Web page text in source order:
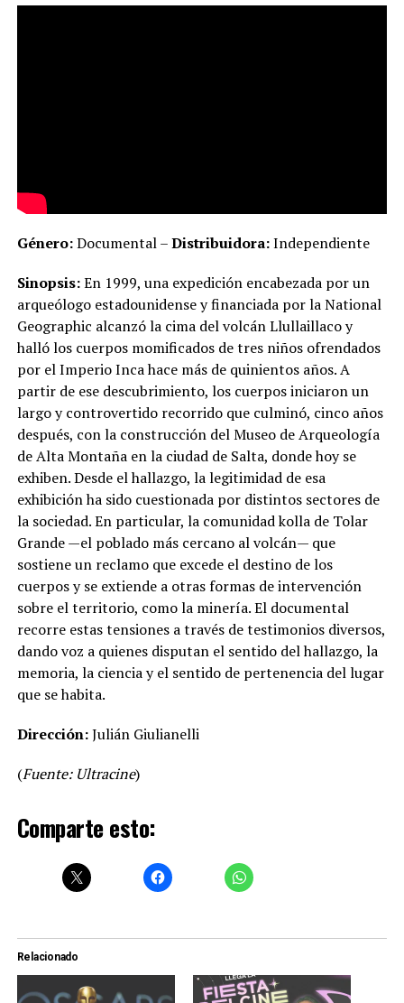
Género:Documental –Distribuidora:Independiente
Sinopsis:En 1999, una expedición encabezada por un
arqueólogo estadounidense y financiada por la National
Geographic alcanzó la cima del volcán Llullaillaco y
halló los cuerpos momificados de tres niños ofrendados
por el Imperio Inca hace más de quinientos años. A
partir de ese descubrimiento, los cuerpos iniciaron un
largo y controvertido recorrido que culminó, cinco años
después, con la construcción del Museo de Arqueología
de Alta Montaña en la ciudad de Salta, donde hoy se
exhiben. Desde el hallazgo, la legitimidad de esa
exhibición ha sido cuestionada por distintos sectores de
la sociedad. En particular, la comunidad kolla de Tolar
Grande —el poblado más cercano al volcán— que
sostiene un reclamo que excede el destino de los
cuerpos y se extiende a otras formas de intervención
sobre el territorio, como la minería. El documental
recorre estas tensiones a través de testimonios diversos,
dando voz a quienes disputan el sentido del hallazgo, la
memoria, la ciencia y el sentido de pertenencia del lugar
que se habita.
Dirección:Julián Giulianelli
(Fuente: Ultracine)
Comparte esto:
Relacionado